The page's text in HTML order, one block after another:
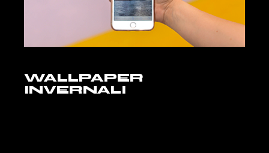
WALLPAPER
INVERNALI